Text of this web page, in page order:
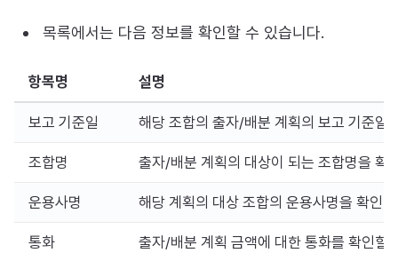
목록에서는 다음 정보를 확인할 수 있습니다.
항목명 설명
보고 기준일 해당 조합의 출자/배분 계획의 보고 기준일
조합명 출자/배분 계획의 대상이 되는 조합명을 확
운용사명 해당 계획의 대상 조합의 운용사명을 확인
통화 출자/배분 계획 금액에 대한 통화를 확인할